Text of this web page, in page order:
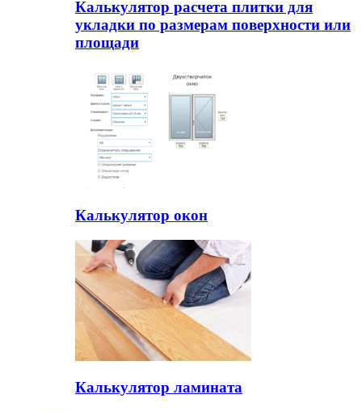
Калькулятор расчета плитки для
укладки по размерам поверхности или
площади
Калькулятор окон
Калькулятор ламината